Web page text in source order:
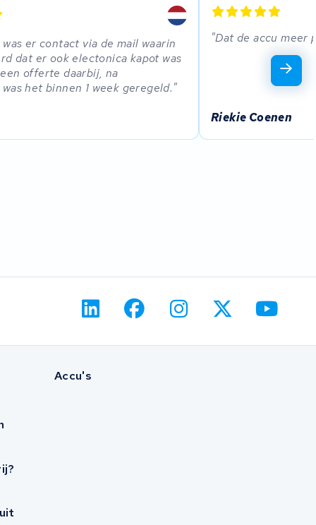
er contact via de mail waarin
dat er ook electonica kapot was
offerte daarbij, na
het binnen 1 week geregeld.
Dat de accu meer
Riekie Coenen
Accu's